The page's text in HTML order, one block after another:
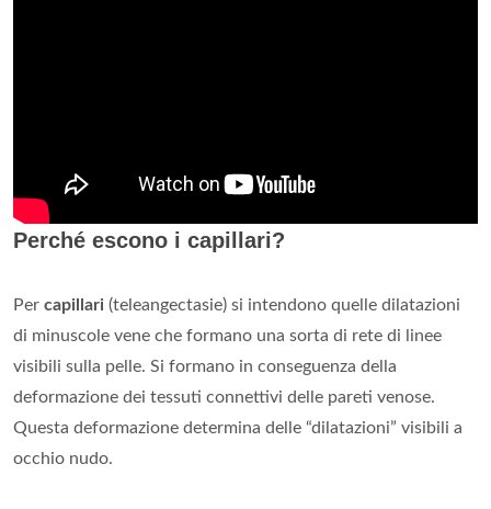
Perché escono i capillari?
Per capillari (teleangectasie) si intendono quelle dilatazioni
di minuscole vene che formano una sorta di rete di linee
visibili sulla pelle. Si formano in conseguenza della
deformazione dei tessuti connettivi delle pareti venose.
Questa deformazione determina delle “dilatazioni” visibili a
occhio nudo.